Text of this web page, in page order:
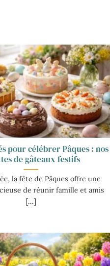
pour célébrer Pâques : nos
de gâteaux festifs
la fête de Pâques offre une
de réunir famille et amis
[...]